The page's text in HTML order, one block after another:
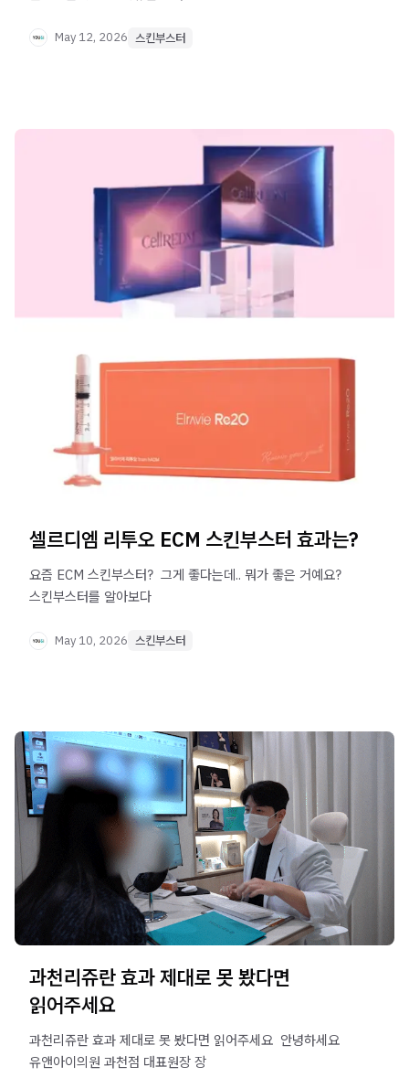
May 12, 2026 스킨부스터
셀르디엠 리투오 ECM 스킨부스터 효과는?
요즘 ECM 스킨부스터? ​ 그게 좋다는데.. 뭐가 좋은 거예요? ​
스킨부스터를 알아보다
May 10, 2026 스킨부스터
과천리쥬란 효과 제대로 못 봤다면
읽어주세요
과천리쥬란 효과 제대로 못 봤다면 읽어주세요 ​ 안녕하세요
유앤아이의원 과천점 대표원장 장